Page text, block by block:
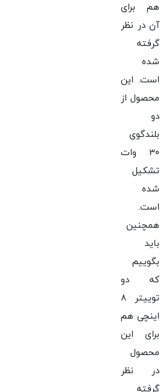
هم برای
آن در نظر
گرفته
شده
است. این
محصول از
دو
بلندگوی
۳۰ وات
تشکیل
شده
است.
همچنین
باید
بگوییم
که دو
توییتر ۸
اینچی هم
برای این
محصول
در نظر
گرفته